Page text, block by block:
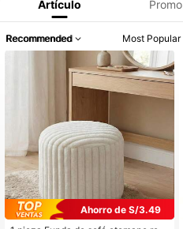
Artículo Promo
Recommended Most Popular
Ahorro de S/3.49